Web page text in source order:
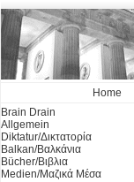
Home
Brain Drain
Allgemein
Diktatur/Δικτατορία
Balkan/Βαλκάνια
Bücher/Βιβλια
Medien/Μαζικά Μέσα